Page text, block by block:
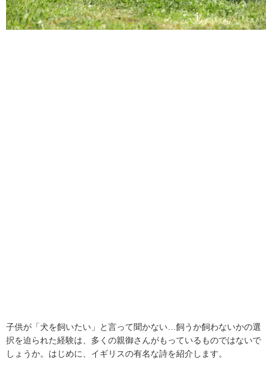
子供が「犬を飼いたい」と言って聞かない…飼うか飼わないかの選
択を迫られた経験は、多くの親御さんがもっているものではないで
しょうか。はじめに、イギリスの有名な詩を紹介します。